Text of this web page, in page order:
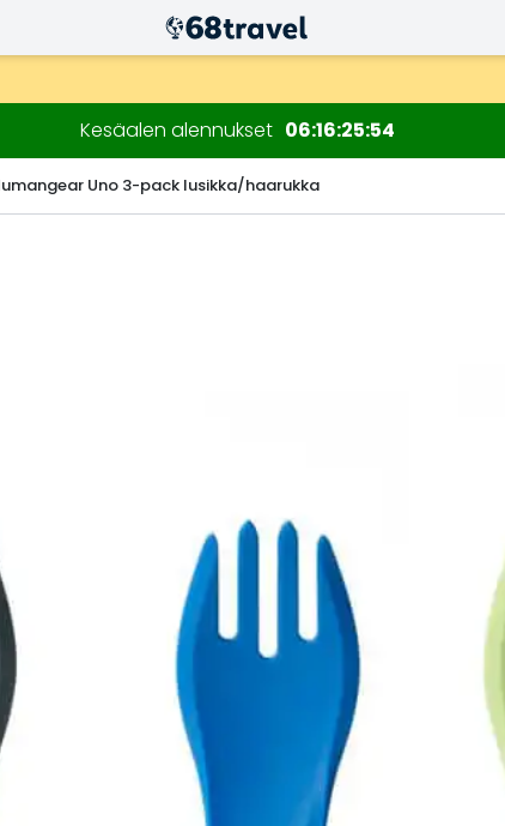
Kesäalen alennukset 06 16 25 53
Uno 3-pack lusikka/haarukka